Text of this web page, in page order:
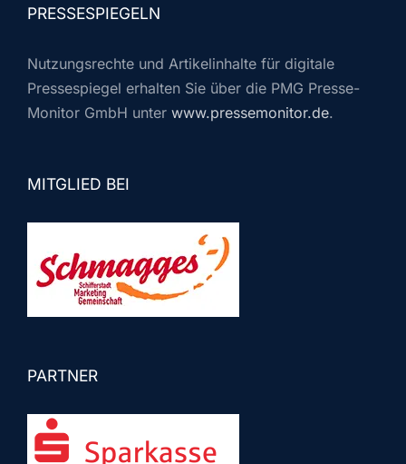
PRESSESPIEGELN
Nutzungsrechte und Artikelinhalte für digitale
Pressespiegel erhalten Sie über die PMG Presse-
Monitor GmbH unter www.pressemonitor.de.
MITGLIED BEI
PARTNER